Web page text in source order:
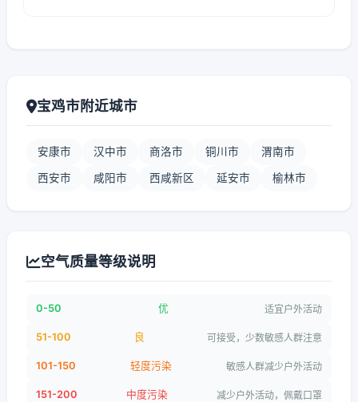
宝鸡市附近城市
安康市 汉中市 商洛市 铜川市 渭南市
西安市 咸阳市 西咸新区 延安市 榆林市
空气质量等级说明
0-50 优 适宜户外活动
51-100 良 可接受，少数敏感人群注意
101-150 轻度污染 敏感人群减少户外活动
151-200 中度污染 减少户外活动，佩戴口罩